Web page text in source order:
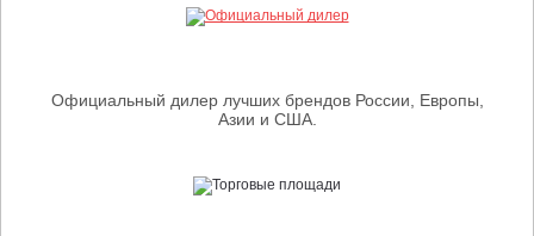
Официальный дилер лучших брендов России, Европы,
Азии и США.